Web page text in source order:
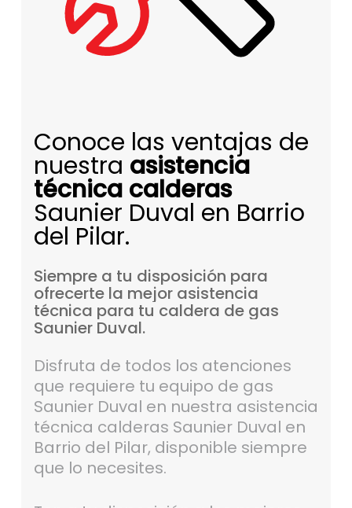
Conoce las ventajas de
nuestra asistencia
técnica calderas
Saunier Duval en Barrio
del Pilar.
Siempre a tu disposición para
ofrecerte la mejor asistencia
técnica para tu caldera de gas
Saunier Duval.
Disfruta de todos los atenciones
que requiere tu equipo de gas
Saunier Duval en nuestra asistencia
técnica calderas Saunier Duval en
Barrio del Pilar, disponible siempre
que lo necesites.